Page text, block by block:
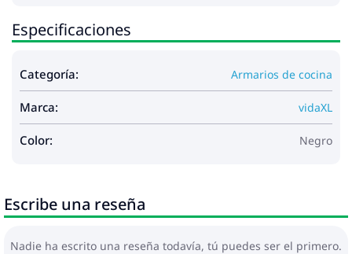
Especificaciones
Categoría: Armarios de cocina
Marca: vidaXL
Color: Negro
Escribe una reseña
Nadie ha escrito una reseña todavía, tú puedes ser el primero.